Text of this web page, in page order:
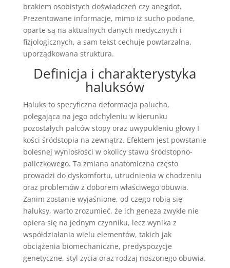
brakiem osobistych doświadczeń czy anegdot.
Prezentowane informacje, mimo iż sucho podane,
oparte są na aktualnych danych medycznych i
fizjologicznych, a sam tekst cechuje powtarzalna,
uporządkowana struktura.
Definicja i charakterystyka
haluksów
Haluks to specyficzna deformacja palucha,
polegająca na jego odchyleniu w kierunku
pozostałych palców stopy oraz uwypukleniu głowy I
kości śródstopia na zewnątrz. Efektem jest powstanie
bolesnej wyniosłości w okolicy stawu śródstopno-
paliczkowego. Ta zmiana anatomiczna często
prowadzi do dyskomfortu, utrudnienia w chodzeniu
oraz problemów z doborem właściwego obuwia.
Zanim zostanie wyjaśnione, od czego robią się
haluksy, warto zrozumieć, że ich geneza zwykle nie
opiera się na jednym czynniku, lecz wynika z
współdziałania wielu elementów, takich jak
obciążenia biomechaniczne, predyspozycje
genetyczne, styl życia oraz rodzaj noszonego obuwia.